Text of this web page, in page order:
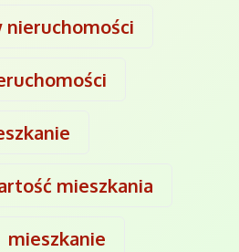
mieszkania
mieszkanie